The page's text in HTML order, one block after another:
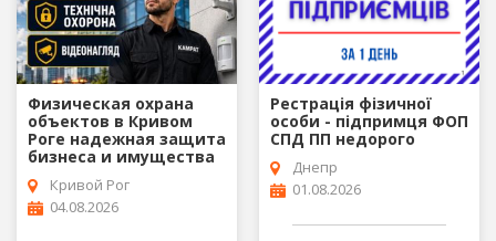
Физическая охрана
объектов в Кривом
Роге надежная защита
бизнеса и имущества
Кривой Рог
04.08.2026
Рестрація фізичної
особи - підпримця ФОП
СПД ПП недорого
Днепр
01.08.2026